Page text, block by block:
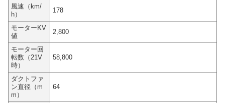
風速（km/
h）
178
モーターKV
値
2,800
モーター回
転数（21V
時）
58,800
ダクトファ
ン直径（m
m）
64